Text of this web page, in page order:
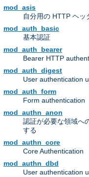
mod_asis
自分用の HTTP ヘッ
mod_auth_basic
基本認証
mod_auth_bearer
Bearer HTTP
mod_auth_digest
User authentication
mod_auth_form
Form authentication
mod_authn_anon
認証が必要な領域へ
する
mod_authn_core
Core Authentication
mod_authn_dbd
User authentication